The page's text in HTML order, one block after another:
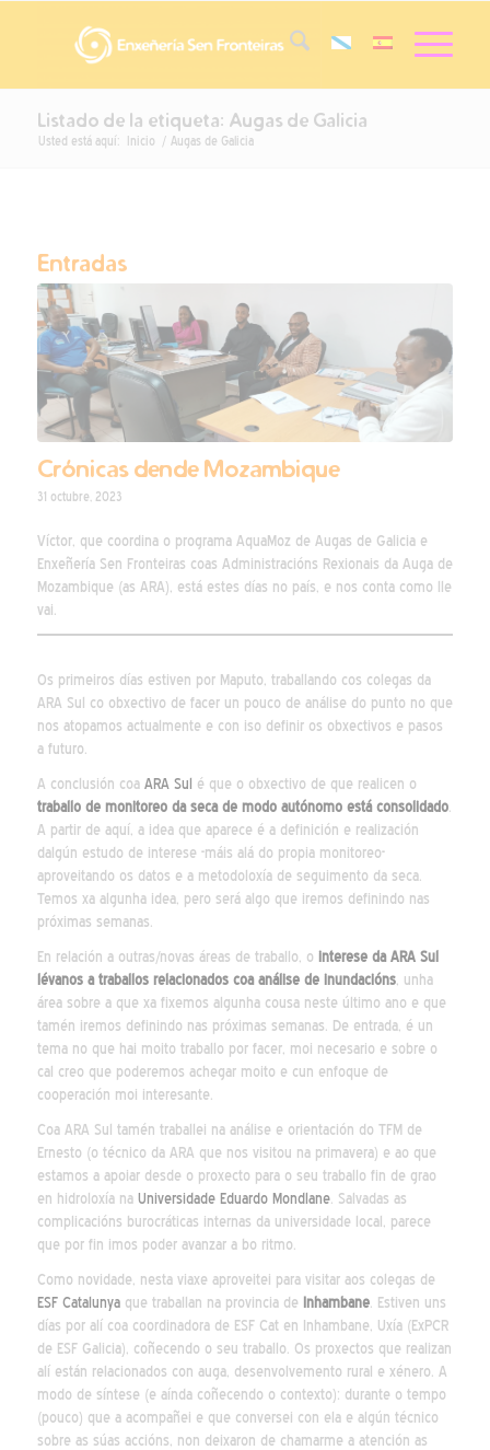
Listado de la etiqueta: Augas de Galicia
Usted está aquí: Inicio / Augas de Galicia
Entradas
Crónicas dende Mozambique
31 octubre, 2023
Víctor, que coordina o programa AquaMoz de Augas de Galicia e
Enxeñería Sen Fronteiras coas Administracións Rexionais da Auga de
Mozambique (as ARA), está estes días no país, e nos conta como lle
vai.
Os primeiros días estiven por Maputo, traballando cos colegas da
ARA Sul co obxectivo de facer un pouco de análise do punto no que
nos atopamos actualmente e con iso definir os obxectivos e pasos
a futuro.
A conclusión coa ARA Sul é que o obxectivo de que realicen o
traballo de monitoreo da seca de modo autónomo está consolidado.
A partir de aquí, a idea que aparece é a definición e realización
dalgún estudo de interese -máis alá do propia monitoreo-
aproveitando os datos e a metodoloxía de seguimento da seca.
Temos xa algunha idea, pero será algo que iremos definindo nas
próximas semanas.
En relación a outras/novas áreas de traballo, o interese da ARA Sul
lévanos a traballos relacionados coa análise de inundacións, unha
área sobre a que xa fixemos algunha cousa neste último ano e que
tamén iremos definindo nas próximas semanas. De entrada, é un
tema no que hai moito traballo por facer, moi necesario e sobre o
cal creo que poderemos achegar moito e cun enfoque de
cooperación moi interesante.
Coa ARA Sul tamén traballei na análise e orientación do TFM de
Ernesto (o técnico da ARA que nos visitou na primavera) e ao que
estamos a apoiar desde o proxecto para o seu traballo fin de grao
en hidroloxía na Universidade Eduardo Mondlane. Salvadas as
complicacións burocráticas internas da universidade local, parece
que por fin imos poder avanzar a bo ritmo.
Como novidade, nesta viaxe aproveitei para visitar aos colegas de
ESF Catalunyaque traballan na provincia de Inhambane. Estiven uns
días por alí coa coordinadora de ESF Cat en Inhambane, Uxía (ExPCR
de ESF Galicia), coñecendo o seu traballo. Os proxectos que realizan
alí están relacionados con auga, desenvolvemento rural e xénero. A
modo de síntese (e aínda coñecendo o contexto): durante o tempo
(pouco) que a acompañei e que conversei con ela e algún técnico
sobre as súas accións, non deixaron de chamarme a atención as